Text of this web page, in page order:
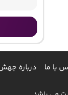
با ما درباره